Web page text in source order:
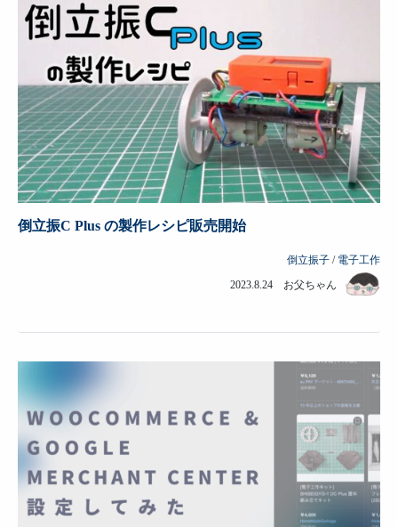
倒立振C Plus の製作レシピ販売開始
倒立振子 / 電子工作
2023.8.24 お父ちゃん